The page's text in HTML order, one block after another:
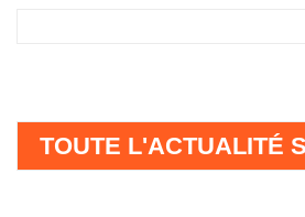
TOUTE L'ACTUALITÉ